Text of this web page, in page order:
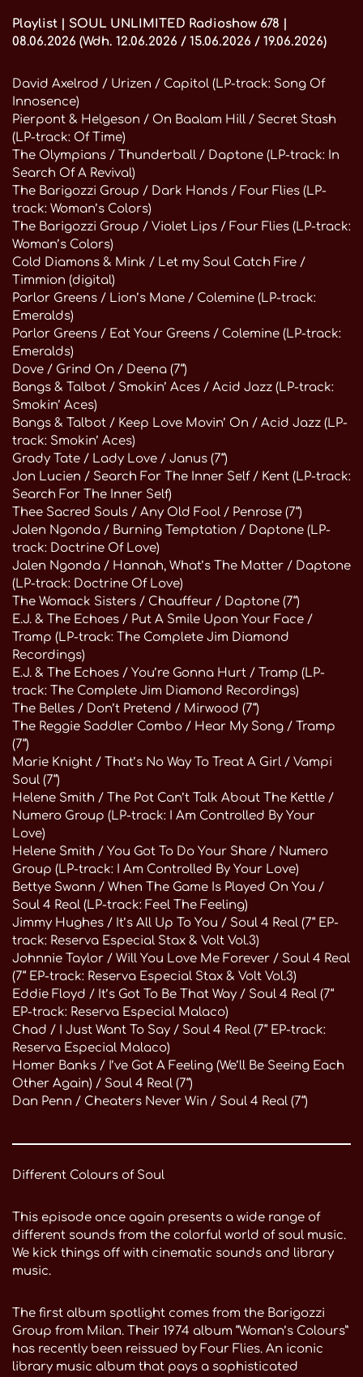
Playlist | SOUL UNLIMITED Radioshow 678 |
08.06.2026 (Wdh. 12.06.2026 / 15.06.2026 / 19.06.2026)
David Axelrod / Urizen / Capitol (LP-track: Song Of
Innosence)
Pierpont & Helgeson / On Baalam Hill / Secret Stash
(LP-track: Of Time)
The Olympians / Thunderball / Daptone (LP-track: In
Search Of A Revival)
The Barigozzi Group / Dark Hands / Four Flies (LP-
track: Woman’s Colors)
The Barigozzi Group / Violet Lips / Four Flies (LP-track:
Woman’s Colors)
Cold Diamons & Mink / Let my Soul Catch Fire /
Timmion (digital)
Parlor Greens / Lion’s Mane / Colemine (LP-track:
Emeralds)
Parlor Greens / Eat Your Greens / Colemine (LP-track:
Emeralds)
Dove / Grind On / Deena (7“)
Bangs & Talbot / Smokin’ Aces / Acid Jazz (LP-track:
Smokin’ Aces)
Bangs & Talbot / Keep Love Movin’ On / Acid Jazz (LP-
track: Smokin’ Aces)
Grady Tate / Lady Love / Janus (7“)
Jon Lucien / Search For The Inner Self / Kent (LP-track:
Search For The Inner Self)
Thee Sacred Souls / Any Old Fool / Penrose (7“)
Jalen Ngonda / Burning Temptation / Daptone (LP-
track: Doctrine Of Love)
Jalen Ngonda / Hannah, What’s The Matter / Daptone
(LP-track: Doctrine Of Love)
The Womack Sisters / Chauffeur / Daptone (7“)
E.J. & The Echoes / Put A Smile Upon Your Face /
Tramp (LP-track: The Complete Jim Diamond
Recordings)
E.J. & The Echoes / You’re Gonna Hurt / Tramp (LP-
track: The Complete Jim Diamond Recordings)
The Belles / Don’t Pretend / Mirwood (7“)
The Reggie Saddler Combo / Hear My Song / Tramp
(7“)
Marie Knight / That’s No Way To Treat A Girl / Vampi
Soul (7“)
Helene Smith / The Pot Can’t Talk About The Kettle /
Numero Group (LP-track: I Am Controlled By Your
Love)
Helene Smith / You Got To Do Your Share / Numero
Group (LP-track: I Am Controlled By Your Love)
Bettye Swann / When The Game Is Played On You /
Soul 4 Real (LP-track: Feel The Feeling)
Jimmy Hughes / It’s All Up To You / Soul 4 Real (7“ EP-
track: Reserva Especial Stax & Volt Vol.3)
Johnnie Taylor / Will You Love Me Forever / Soul 4 Real
(7“ EP-track: Reserva Especial Stax & Volt Vol.3)
Eddie Floyd / It’s Got To Be That Way / Soul 4 Real (7“
EP-track: Reserva Especial Malaco)
Chad / I Just Want To Say / Soul 4 Real (7“ EP-track:
Reserva Especial Malaco)
Homer Banks / I’ve Got A Feeling (We’ll Be Seeing Each
Other Again) / Soul 4 Real (7“)
Dan Penn / Cheaters Never Win / Soul 4 Real (7“)
Different Colours of Soul
This episode once again presents a wide range of
different sounds from the colorful world of soul music.
We kick things off with cinematic sounds and library
music.
The first album spotlight comes from the Barigozzi
Group from Milan. Their 1974 album “Woman’s Colours”
has recently been reissued by Four Flies. An iconic
library music album that pays a sophisticated